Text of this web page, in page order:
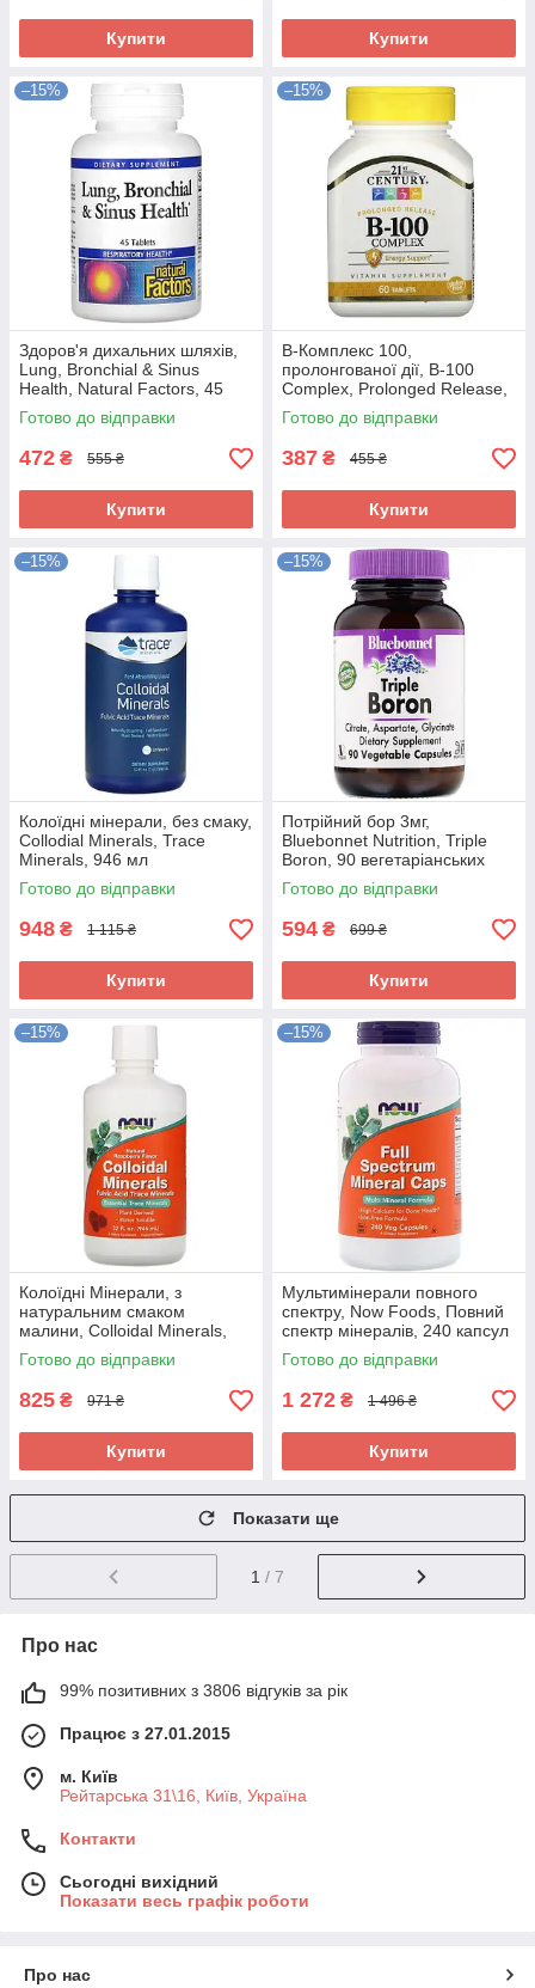
Купити Купити
–15%
Здоров'я дихальних шляхів,
Lung, Bronchial & Sinus
Health, Natural Factors, 45
таблеток
Готово до відправки
472 ₴ 555 ₴
Купити
–15%
B-Комплекс 100,
пролонгованої дії, B-100
Complex, Prolonged Release,
21st Century, 60 таблеток
Готово до відправки
387 ₴ 455 ₴
Купити
–15%
Колоїдні мінерали, без смаку,
Collodial Minerals, Trace
Minerals, 946 мл
Готово до відправки
948 ₴ 1 115 ₴
Купити
–15%
Потрійний бор 3мг,
Bluebonnet Nutrition, Triple
Boron, 90 вегетаріанських
капсул
Готово до відправки
594 ₴ 699 ₴
Купити
–15%
Колоїдні Мінерали, з
натуральним смаком
малини, Colloidal Minerals,
Now Foods, 946 мл
Готово до відправки
825 ₴ 971 ₴
Купити
–15%
Мультимінерали повного
спектру, Now Foods, Повний
спектр мінералів, 240 капсул
Готово до відправки
1 272 ₴ 1 496 ₴
Купити
Показати ще
1 / 7
Про нас
99% позитивних з 3806 відгуків за рік
Працює з 27.01.2015
м. Київ
Рейтарська 31\16, Київ, Україна
Контакти
Сьогодні вихідний
Показати весь графік роботи
Про нас